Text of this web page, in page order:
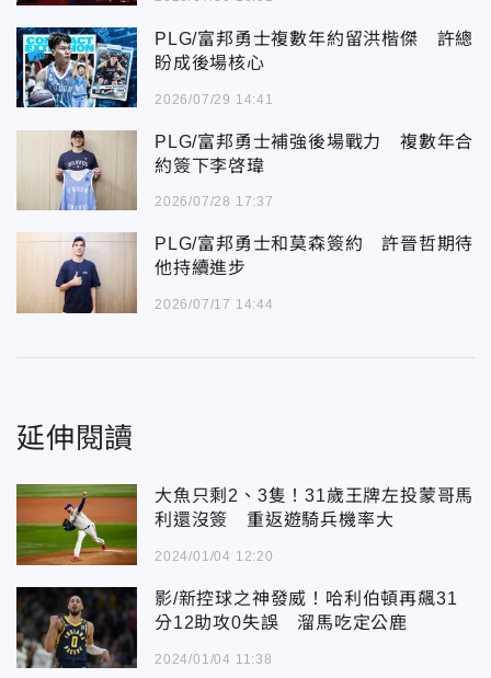
PLG/富邦勇士複數年約留洪楷傑 許總
盼成後場核心
2026/07/29 14:41
PLG/富邦勇士補強後場戰力 複數年合
約簽下李啓瑋
2026/07/28 17:37
PLG/富邦勇士和莫森簽約 許晉哲期待
他持續進步
2026/07/17 14:44
延伸閱讀
大魚只剩2、3隻！31歲王牌左投蒙哥馬
利還沒簽 重返遊騎兵機率大
2024/01/04 12:20
影/新控球之神發威！哈利伯頓再飆31
分12助攻0失誤 溜馬吃定公鹿
2024/01/04 11:38